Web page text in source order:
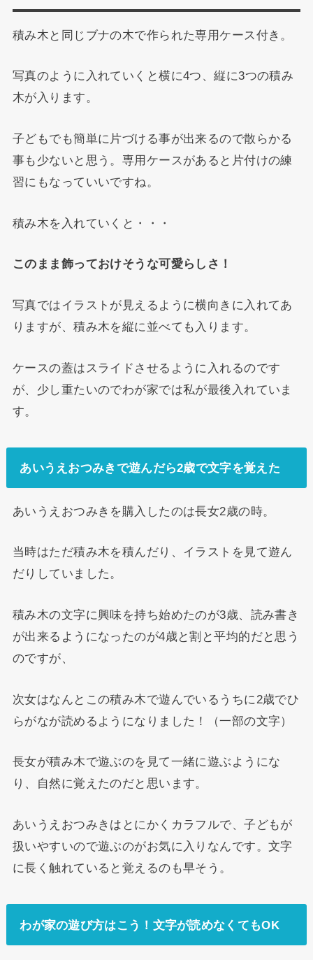
積み木と同じブナの木で作られた専用ケース付き。
写真のように入れていくと横に4つ、縦に3つの積み
木が入ります。
子どもでも簡単に片づける事が出来るので散らかる
事も少ないと思う。専用ケースがあると片付けの練
習にもなっていいですね。
積み木を入れていくと・・・
このまま飾っておけそうな可愛らしさ！
写真ではイラストが見えるように横向きに入れてあ
りますが、積み木を縦に並べても入ります。
ケースの蓋はスライドさせるように入れるのです
が、少し重たいのでわが家では私が最後入れていま
す。
あいうえおつみきで遊んだら2歳で文字を覚えた
あいうえおつみきを購入したのは長女2歳の時。
当時はただ積み木を積んだり、イラストを見て遊ん
だりしていました。
積み木の文字に興味を持ち始めたのが3歳、読み書き
が出来るようになったのが4歳と割と平均的だと思う
のですが、
次女はなんとこの積み木で遊んでいるうちに2歳でひ
らがなが読めるようになりました！（一部の文字）
長女が積み木で遊ぶのを見て一緒に遊ぶようにな
り、自然に覚えたのだと思います。
あいうえおつみきはとにかくカラフルで、子どもが
扱いやすいので遊ぶのがお気に入りなんです。文字
に長く触れていると覚えるのも早そう。
わが家の遊び方はこう！文字が読めなくてもOK